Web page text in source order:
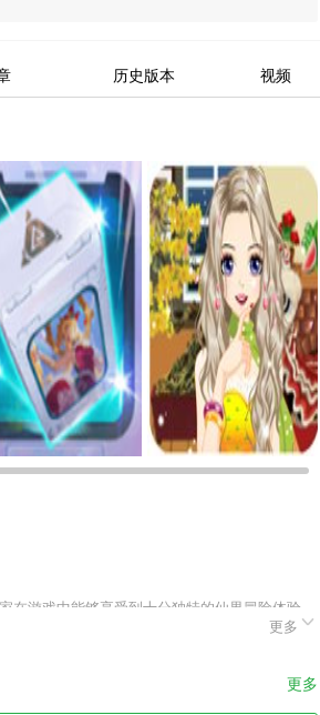
历史版本 视频
游戏中能够享受到十分独特的仙界冒险体验，
。丰富的奖励更能使你快速的融入进这个世界，
更多
更多